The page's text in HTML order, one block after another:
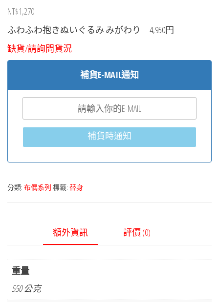
NT$1,270
ふわふわ抱きぬいぐるみ みがわり
4,950円
缺貨/請詢問貨況
補貨E-MAIL通知
補貨時通知
分類: 布偶系列 標籤: 替身
額外資訊 評價 (0)
重量
550 公克